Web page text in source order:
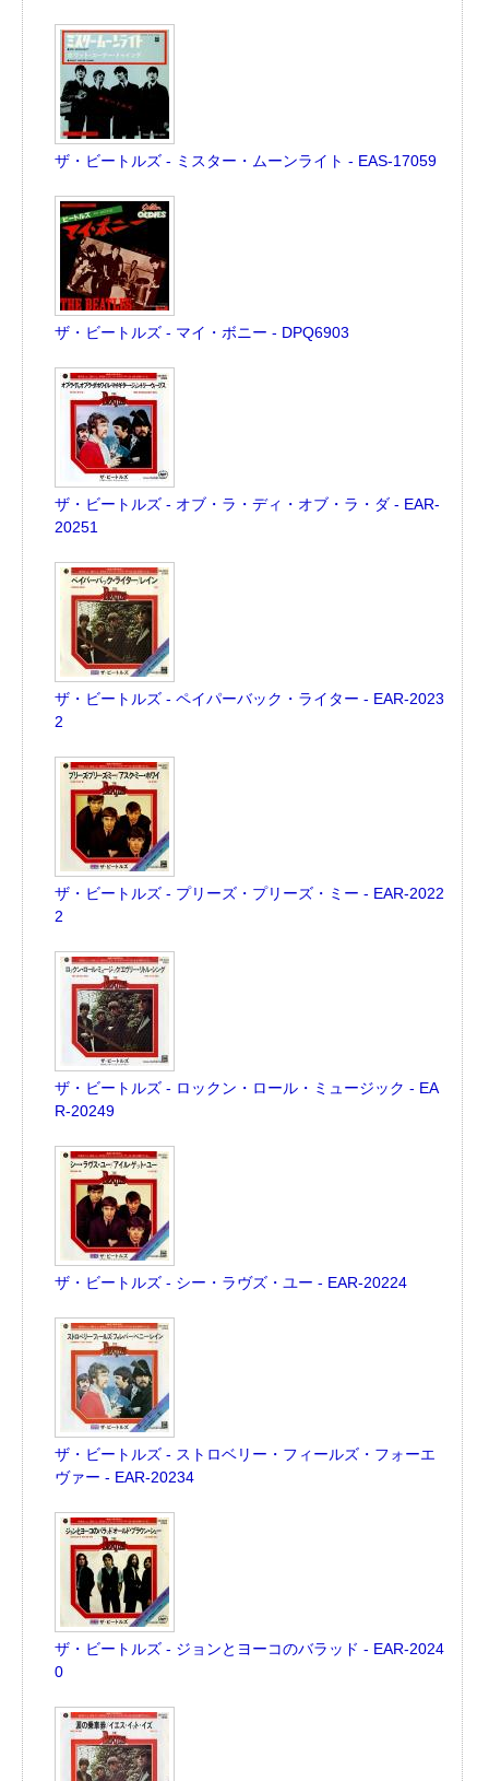
ザ・ビートルズ - ミスター・ムーンライト - EAS-17059
ザ・ビートルズ - マイ・ボニー - DPQ6903
ザ・ビートルズ - オブ・ラ・ディ・オブ・ラ・ダ - EAR-
20251
ザ・ビートルズ - ペイパーバック・ライター - EAR-2023
2
ザ・ビートルズ - プリーズ・プリーズ・ミー - EAR-2022
2
ザ・ビートルズ - ロックン・ロール・ミュージック - EA
R-20249
ザ・ビートルズ - シー・ラヴズ・ユー - EAR-20224
ザ・ビートルズ - ストロベリー・フィールズ・フォーエ
ヴァー - EAR-20234
ザ・ビートルズ - ジョンとヨーコのバラッド - EAR-2024
0